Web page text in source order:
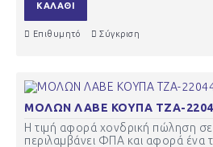
ΚΑΛΆΘΙ
Επιθυμητό Σύγκριση
ΜΟΛΩΝ ΛΑΒΕ ΚΟΥΠΑ ΤΖΑ-
Η τιμή αφορά χονδρική πώληση
περιλαμβάνει ΦΠΑ και αφορά ένα